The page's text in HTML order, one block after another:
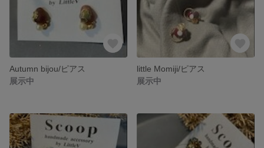
Autumn bijou/ピアス
展示中
little Momiji/ピアス
展示中